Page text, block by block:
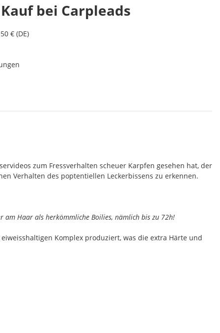
bei Carpleads
€ (DE)
zum Fressverhalten scheuer Karpfen gesehen hat, der
Verhalten des poptentiellen Leckerbissens zu erkennen.
am Haar als herkömmliche Boilies, nämlich bis zu 72h!
Komplex produziert, was die extra Härte und